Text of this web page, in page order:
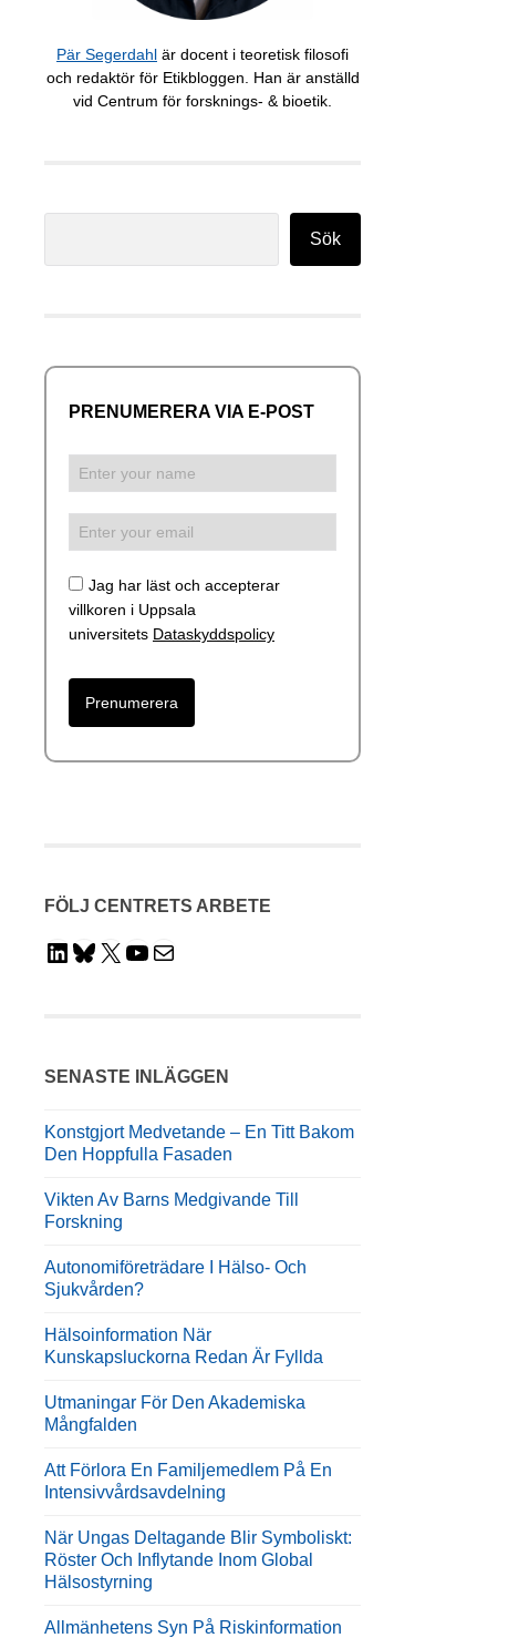
Pär Segerdahl är docent i teoretisk filosofi
och redaktör för Etikbloggen. Han är anställd
vid Centrum för forsknings- & bioetik.
Sök
PRENUMERERA VIA E-POST
Jag har läst och accepterar
villkoren i Uppsala
universitets Dataskyddspolicy
FÖLJ CENTRETS ARBETE
LinkedIn
Bluesky
X YouTube
E-Post
SENASTE INLÄGGEN
Konstgjort Medvetande – En Titt Bakom
Den Hoppfulla Fasaden
Vikten Av Barns Medgivande Till
Forskning
Autonomiföreträdare I Hälso- Och
Sjukvården?
Hälsoinformation När
Kunskapsluckorna Redan Är Fyllda
Utmaningar För Den Akademiska
Mångfalden
Att Förlora En Familjemedlem På En
Intensivvårdsavdelning
När Ungas Deltagande Blir Symboliskt:
Röster Och Inflytande Inom Global
Hälsostyrning
Allmänhetens Syn På Riskinformation